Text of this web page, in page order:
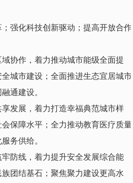
强化科技创新驱动；提高开放合作
协作，着力推动城市能级全面提
城市建设；全面推进生态宜居城市
通建设。
发展，着力打造幸福典范城市样
保障水平；全力推动教育医疗质量
务供给。
防线，着力提升安全发展综合能
团结基石；聚焦聚力建设更高水